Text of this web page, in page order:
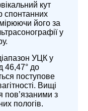
кут
спонтанних
його за
у
УЦК у
46,47° до
поступове
Вищі
пов’язаними з
пологів.